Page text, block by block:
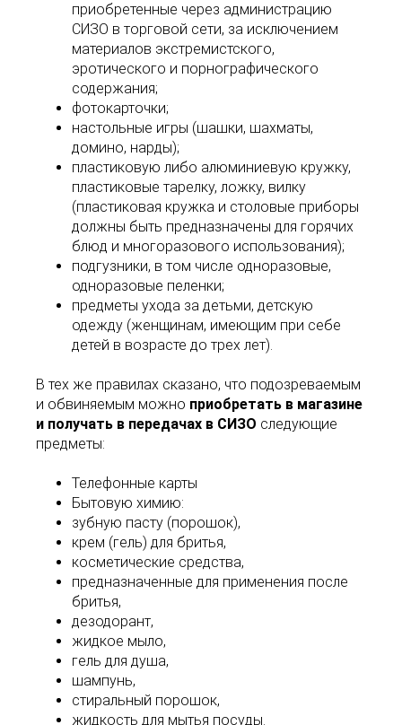
приобретенные через администрацию
СИЗО в торговой сети, за исключением
материалов экстремистского,
эротического и порнографического
содержания;
фотокарточки;
настольные игры (шашки, шахматы,
домино, нарды);
пластиковую либо алюминиевую кружку,
пластиковые тарелку, ложку, вилку
(пластиковая кружка и столовые приборы
должны быть предназначены для горячих
блюд и многоразового использования);
подгузники, в том числе одноразовые,
одноразовые пеленки;
предметы ухода за детьми, детскую
одежду (женщинам, имеющим при себе
детей в возрасте до трех лет).
В тех же правилах сказано, что подозреваемым
и обвиняемым можно приобретать в магазине
и получать в передачах в СИЗО следующие
предметы:
Телефонные карты
Бытовую химию:
зубную пасту (порошок),
крем (гель) для бритья,
косметические средства,
предназначенные для применения после
бритья,
дезодорант,
жидкое мыло,
гель для душа,
шампунь,
стиральный порошок,
жидкость для мытья посуды.